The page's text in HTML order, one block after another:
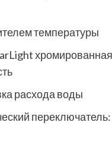
температуры
хромированная
расхода воды